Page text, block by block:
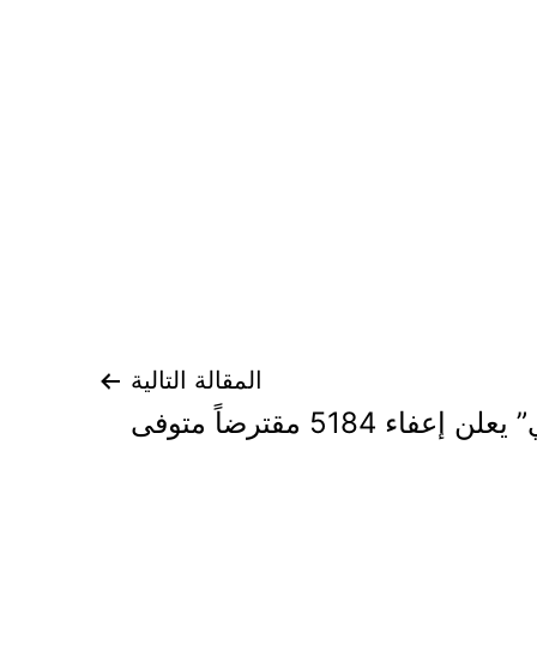
المقالة التالية
5184 مقترضاً متوفى